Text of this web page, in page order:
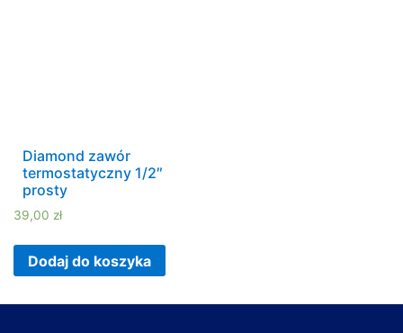
Diamond zawór
termostatyczny 1/2″
prosty
39,00 zł
Dodaj do koszyka